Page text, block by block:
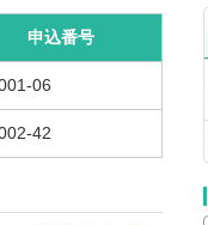
申込番号
06
42